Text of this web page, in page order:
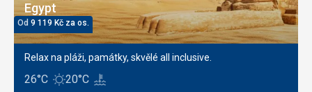
Egypt
Od 9 119 Kč za os.
Relax na pláži, památky, skvělé all inclusive.
26°C 20°C